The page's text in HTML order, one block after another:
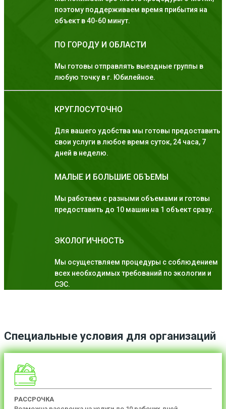
поэтому поддерживаем время прибытия на
объект в 40-60 минут.
ПО ГОРОДУ И ОБЛАСТИ
Мы готовы отправлять выездные группы в
любую точку в г. Юбилейное.
КРУГЛОСУТОЧНО
Для вашего удобства мы готовы предоставить
свои услуги в любое время суток, 24 часа, 7
дней в неделю.
МАЛЫЕ И БОЛЬШИЕ ОБЪЕМЫ
Мы работаем с разными объемами и готовы
предоставить до 10 машин на 1 объект сразу.
ЭКОЛОГИЧНОСТЬ
Мы осуществляем процедуры с соблюдением
всех необходимых требований по экологии и
СЭС.
Специальные условия для организаций
РАССРОЧКА